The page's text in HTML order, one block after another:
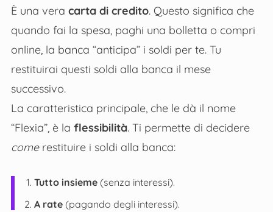
È una vera carta di credito. Questo significa che
quando fai la spesa, paghi una bolletta o compri
online, la banca “anticipa” i soldi per te. Tu
restituirai questi soldi alla banca il mese
successivo.
La caratteristica principale, che le dà il nome
“Flexia”, è la flessibilità. Ti permette di decidere
comerestituire i soldi alla banca:
Tutto insieme(senza interessi).
A rate(pagando degli interessi).